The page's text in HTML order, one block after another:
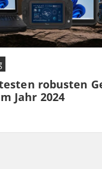
robusten
Jahr 2024